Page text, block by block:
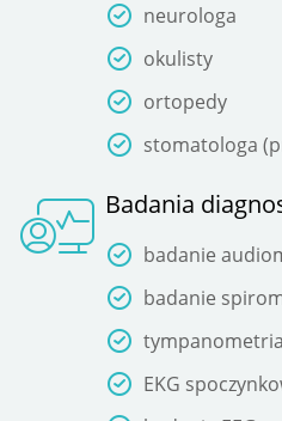
neurologa
okulisty
ortopedy
stomatologa
Badania
badanie
badanie
tympanometria
EKG